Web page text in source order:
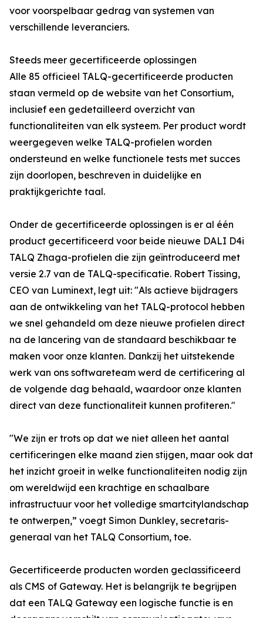
voor voorspelbaar gedrag van systemen van
verschillende leveranciers.
Steeds meer gecertificeerde oplossingen
Alle 85 officieel TALQ-gecertificeerde producten
staan vermeld op de website van het Consortium,
inclusief een gedetailleerd overzicht van
functionaliteiten van elk systeem. Per product wordt
weergegeven welke TALQ-profielen worden
ondersteund en welke functionele tests met succes
zijn doorlopen, beschreven in duidelijke en
praktijkgerichte taal.
Onder de gecertificeerde oplossingen is er al één
product gecertificeerd voor beide nieuwe DALI D4i
TALQ Zhaga-profielen die zijn geïntroduceerd met
versie 2.7 van de TALQ-specificatie. Robert Tissing,
CEO van Luminext, legt uit: "Als actieve bijdragers
aan de ontwikkeling van het TALQ-protocol hebben
we snel gehandeld om deze nieuwe profielen direct
na de lancering van de standaard beschikbaar te
maken voor onze klanten. Dankzij het uitstekende
werk van ons softwareteam werd de certificering al
de volgende dag behaald, waardoor onze klanten
direct van deze functionaliteit kunnen profiteren."
"We zijn er trots op dat we niet alleen het aantal
certificeringen elke maand zien stijgen, maar ook dat
het inzicht groeit in welke functionaliteiten nodig zijn
om wereldwijd een krachtige en schaalbare
infrastructuur voor het volledige smartcitylandschap
te ontwerpen,” voegt Simon Dunkley, secretaris-
generaal van het TALQ Consortium, toe.
Gecertificeerde producten worden geclassificeerd
als CMS of Gateway. Het is belangrijk te begrijpen
dat een TALQ Gateway een logische functie is en